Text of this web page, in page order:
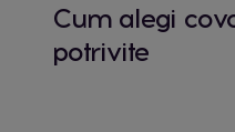
Cum alegi
potrivite